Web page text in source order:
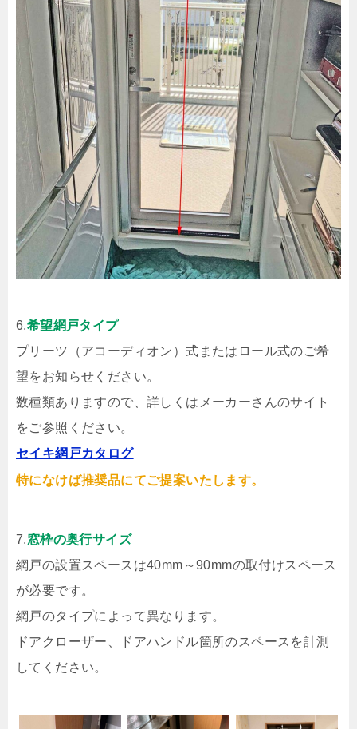
6.希望網戸タイプ
プリーツ（アコーディオン）式またはロール式のご希
望をお知らせください。
数種類ありますので、詳しくはメーカーさんのサイト
をご参照ください。
セイキ網戸カタログ
特になけば推奨品にてご提案いたします。
7.窓枠の奥行サイズ
網戸の設置スペースは40mm～90mmの取付けスペース
が必要です。
網戸のタイプによって異なります。
ドアクローザー、ドアハンドル箇所のスペースを計測
してください。